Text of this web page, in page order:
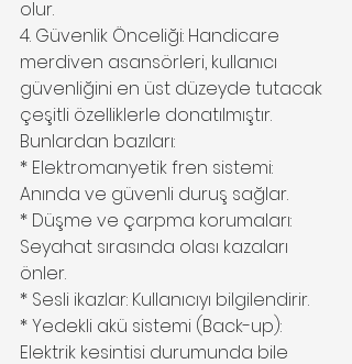
olur.
4. Güvenlik Önceliği: Handicare
merdiven asansörleri, kullanıcı
güvenliğini en üst düzeyde tutacak
çeşitli özelliklerle donatılmıştır.
Bunlardan bazıları:
* Elektromanyetik fren sistemi:
Anında ve güvenli duruş sağlar.
* Düşme ve çarpma korumaları:
Seyahat sırasında olası kazaları
önler.
* Sesli ikazlar: Kullanıcıyı bilgilendirir.
* Yedekli akü sistemi (Back-up):
Elektrik kesintisi durumunda bile